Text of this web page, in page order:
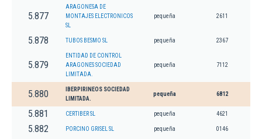
5.877
ARAGONESA DE
MONTAJES ELECTRONICOS
SL
pequeña 2611
5.878 TUBOS BESMO SL pequeña 2367
5.879
ENTIDAD DE CONTROL
ARAGONES SOCIEDAD
LIMITADA.
pequeña 7112
5.880
IBERPIRINEOS SOCIEDAD
LIMITADA.
pequeña 6812
5.881 CERTIBER SL pequeña 4621
5.882 PORCINO GRISEL SL pequeña 0146